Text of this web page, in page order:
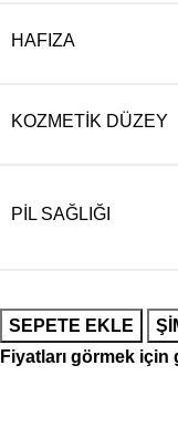
HAFIZA
KOZMETIK DÜZEY
PIL SAĞLIĞI
SEPETE EKLE
Fiyatları görmek için